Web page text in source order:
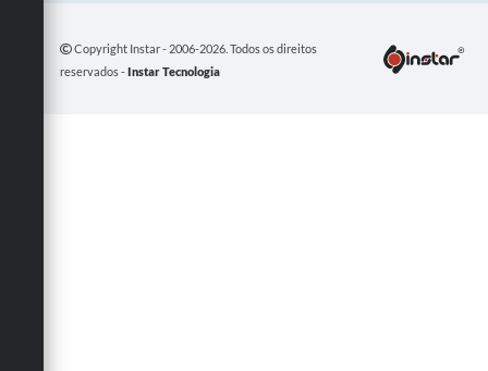
Copyright Instar - 2006-2026. Todos os direitos
reservados -Instar Tecnologia